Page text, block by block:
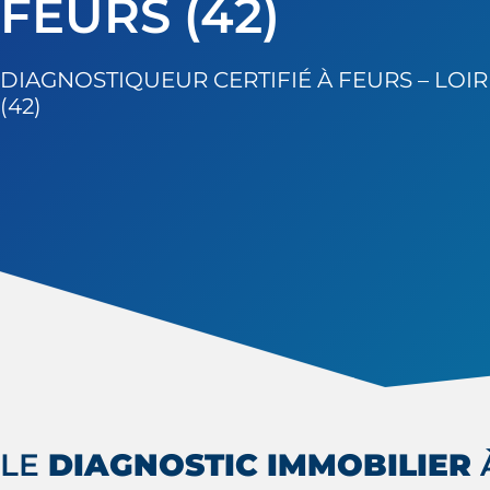
FEURS (42)
DIAGNOSTIQUEUR CERTIFIÉ À FEURS –
(42)
LE DIAGNOSTIC IMMOBILIER